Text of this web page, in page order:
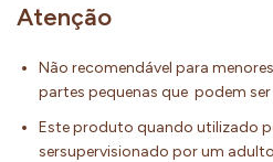
Atenção
Não recomendável para
partes pequenas que podem
Este produto quando utilizado
sersupervisionado por um